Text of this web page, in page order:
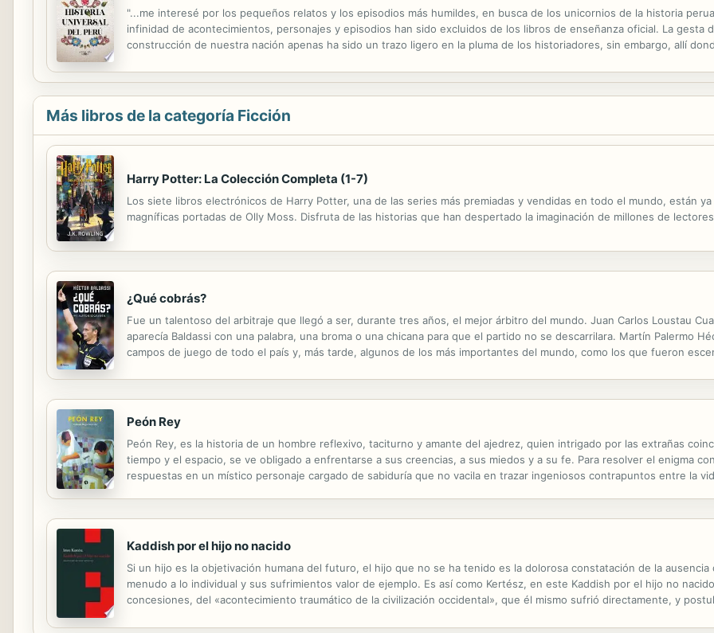
"...me interesé por los pequeños relatos y los episodios más humildes, en busca de los unicornios de la historia
infinidad de acontecimientos, personajes y episodios han sido excluidos de los libros de enseñanza oficial. La gesta
construcción de nuestra nación apenas ha sido un trazo ligero en la pluma de los historiadores, sin embargo, allí
Más libros de la categoría Ficción
Harry Potter: La Colección Completa (1-7)
Los siete libros electrónicos de Harry Potter, una de las series más premiadas y vendidas en todo el mundo, están
magníficas portadas de Olly Moss. Disfruta de las historias que han despertado la imaginación de millones de
¿Qué cobrás?
Fue un talentoso del arbitraje que llegó a ser, durante tres años, el mejor árbitro del mundo. Juan Carlos Loustau
aparecía Baldassi con una palabra, una broma o una chicana para que el partido no se descarrilara. Martín Palermo
campos de juego de todo el país y, más tarde, algunos de los más importantes del mundo, como los que fueron
Peón Rey
Peón Rey, es la historia de un hombre reflexivo, taciturno y amante del ajedrez, quien intrigado por las extrañas
tiempo y el espacio, se ve obligado a enfrentarse a sus creencias, a sus miedos y a su fe. Para resolver el enigma
respuestas en un místico personaje cargado de sabiduría que no vacila en trazar ingeniosos contrapuntos entre la
Kaddish por el hijo no nacido
Si un hijo es la objetivación humana del futuro, el hijo que no se ha tenido es la dolorosa constatación de la
menudo a lo individual y sus sufrimientos valor de ejemplo. Es así como Kertész, en este Kaddish por el hijo no
concesiones, del «acontecimiento traumático de la civilización occidental», que él mismo sufrió directamente, y